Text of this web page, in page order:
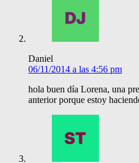
Daniel
06/11/2014 a las 4:56 pm
hola buen día Lorena, una
anterior porque estoy